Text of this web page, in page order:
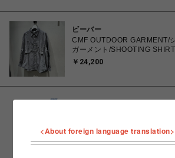
ビーバー
CMF OUTDOOR GARMENT/
ガーメント/SHOOTING
￥24,200
￥16,500
<About foreign language translation>